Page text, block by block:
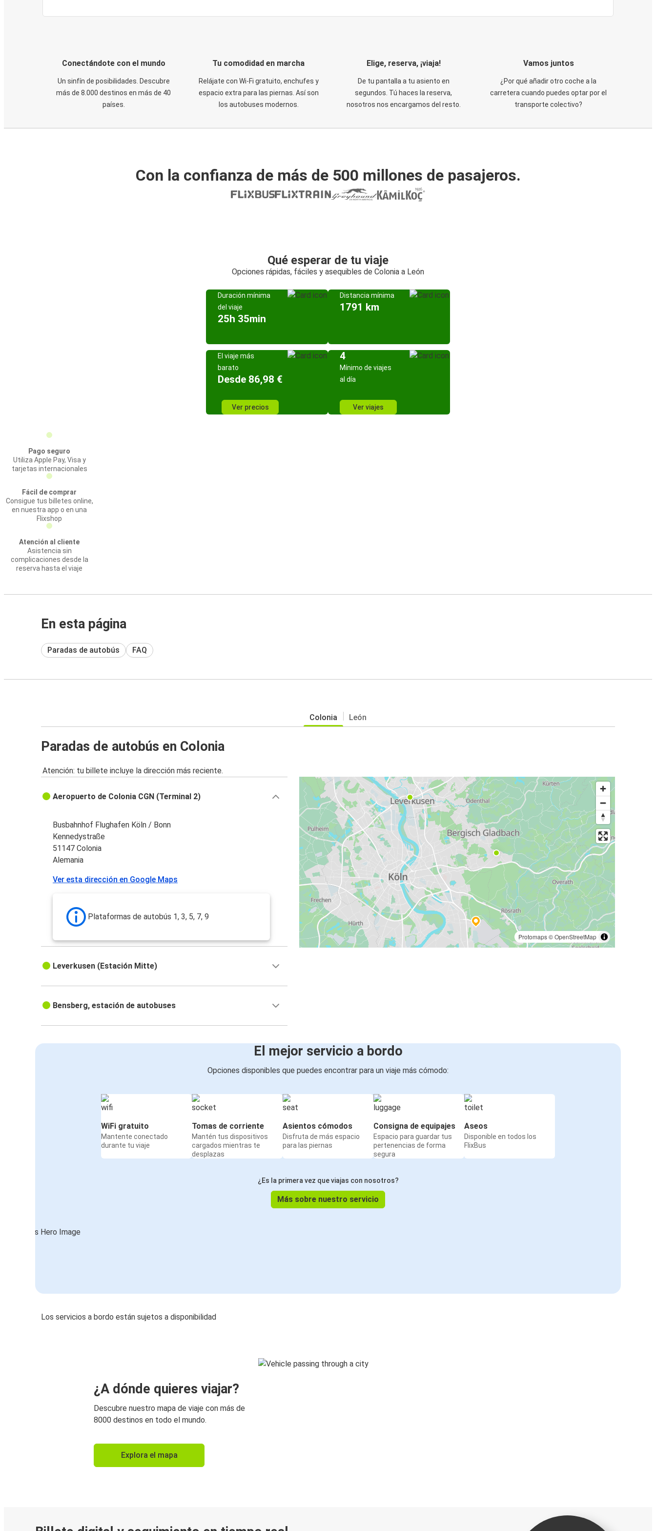
Conectándote con el mundo
Un sinfín de posibilidades. Descubre
más de 8.000 destinos en más de 40
países.
Tu comodidad en marcha
Relájate con Wi-Fi gratuito, enchufes y
espacio extra para las piernas. Así son
los autobuses modernos.
Elige, reserva, ¡viaja!
De tu pantalla a tu asiento en
segundos. Tú haces la reserva,
nosotros nos encargamos del resto.
Vamos juntos
¿Por qué añadir otro coche a la
carretera cuando puedes optar por el
transporte colectivo?
Con la confianza de más de 500 millones de pasajeros.
Qué esperar de tu viaje
Opciones rápidas, fáciles y asequibles de Colonia a León
Duración mínima
del viaje
25h 35min
Distancia mínima
1791 km
El viaje más
barato
Desde 86,98 €
Ver precios
4
Mínimo de viajes
al día
Ver viajes
Pago seguro
Utiliza Apple Pay, Visa y
tarjetas internacionales
Fácil de comprar
Consigue tus billetes online,
en nuestra app o en una
Flixshop
Atención al cliente
Asistencia sin
complicaciones desde la
reserva hasta el viaje
En esta página
Paradas de autobús FAQ
Colonia León
Paradas de autobús en Colonia
Atención: tu billete incluye la dirección más reciente.
Protomaps©OpenStreetMap
Aeropuerto de Colonia CGN (Terminal 2)
Busbahnhof Flughafen Köln / Bonn
Kennedystraße
51147 Colonia
Alemania
Ver esta dirección en Google Maps
Plataformas de autobús 1, 3, 5, 7, 9
Leverkusen (Estación Mitte)
Bensberg, estación de autobuses
El mejor servicio a bordo
Opciones disponibles que puedes encontrar para un viaje más cómodo:
WiFi gratuito
Mantente conectado
durante tu viaje
Tomas de corriente
Mantén tus dispositivos
cargados mientras te
desplazas
Asientos cómodos
Disfruta de más espacio
para las piernas
Consigna de equipajes
Espacio para guardar tus
pertenencias de forma
segura
Aseos
Disponible en todos los
FlixBus
¿Es la primera vez que viajas con nosotros?
Más sobre nuestro servicio
Los servicios a bordo están sujetos a disponibilidad
¿A dónde quieres viajar?
Descubre nuestro mapa de viaje con más de
8000 destinos en todo el mundo.
Explora el mapa